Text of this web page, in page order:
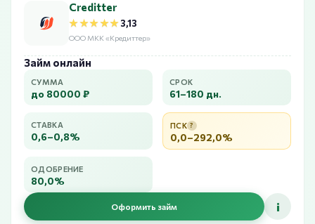
Creditter
★★★★★
★★★★★3,13
ООО МКК «Кредиттер»
Займ онлайн
СУММА
до 80000 ₽
СРОК
61–180 дн.
СТАВКА
0,6–0,8%
ПСК ?
0,0–292,0%
ОДОБРЕНИЕ
80,0%
Оформить займ i